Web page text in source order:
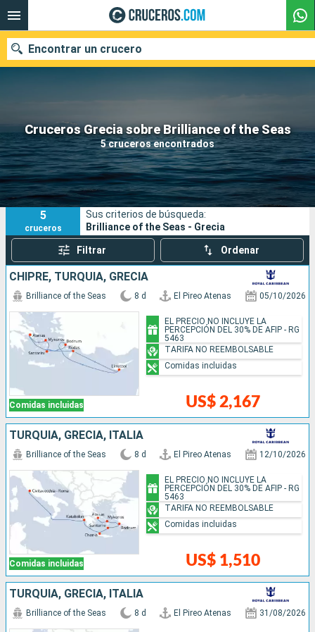
Cruceros Grecia sobre Brilliance of the Seas
5 cruceros encontrados
Encontrar un crucero
Nuestros destinos
Fecha de salida
Puertos Compañías
Buscar
5
cruceros
Sus criterios de búsqueda:
Brilliance of the Seas - Grecia
Filtrar Ordenar
CHIPRE, TURQUÍA, GRECIA
Comidas incluidas
Brilliance of the Seas 8 d El Pireo Atenas 05/10/2026
US$ 2,167
EL PRECIO NO INCLUYE LA
PERCEPCIÓN DEL 30% DE AFIP - RG
5463
TARIFA NO REEMBOLSABLE
Comidas incluidas
TURQUÍA, GRECIA, ITALIA
Comidas incluidas
Brilliance of the Seas 8 d El Pireo Atenas 12/10/2026
US$ 1,510
EL PRECIO NO INCLUYE LA
PERCEPCIÓN DEL 30% DE AFIP - RG
5463
TARIFA NO REEMBOLSABLE
Comidas incluidas
TURQUÍA, GRECIA, ITALIA
Brilliance of the Seas 8 d El Pireo Atenas 31/08/2026